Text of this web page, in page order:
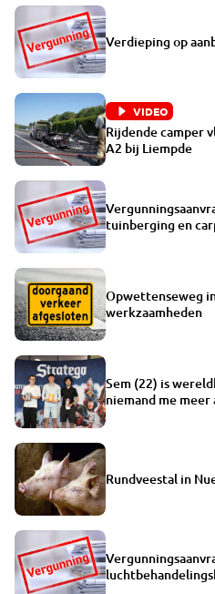
Verdieping op
VIDEO
Rijdende camper
A2 bij Liempde
tuinberging en
Opwettenseweg
werkzaamheden
Sem (22) is
niemand me meer
Rundveestal in